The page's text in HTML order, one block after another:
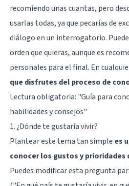
recomiendo unas cuantas, pero
usarlas todas, ya que pecarías de
diálogo en un interrogatorio.
orden que quieras, aunque es
personales para el final. En
que disfrutes del proceso de
Lectura obligatoria: "Guía para
habilidades y consejos"
1. ¿Dónde te gustaría vivir?
Plantear este tema tan simple es
conocer los gustos y prioridades
Puedes modificar esta pregunta